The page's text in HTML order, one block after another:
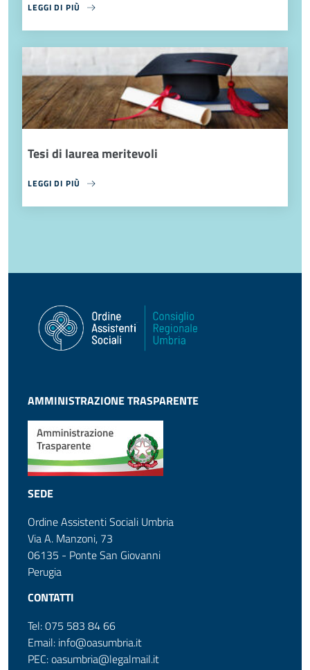
LEGGI DI PIÙ
Tesi di laurea meritevoli
LEGGI DI PIÙ
AMMINISTRAZIONE TRASPARENTE
SEDE
Ordine Assistenti Sociali Umbria
Via A. Manzoni, 73
06135 - Ponte San Giovanni
Perugia
CONTATTI
Tel: 075 583 84 66
Email: info@oasumbria.it
PEC: oasumbria@legalmail.it